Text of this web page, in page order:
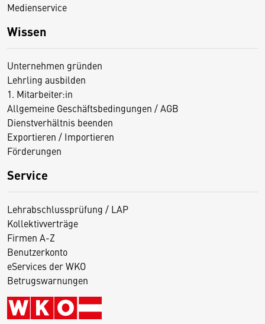
Medienservice
Wissen
Unternehmen gründen
Lehrling ausbilden
1. Mitarbeiter:in
Allgemeine Geschäftsbedingungen / AGB
Dienstverhältnis beenden
Exportieren / Importieren
Förderungen
Service
Lehrabschlussprüfung / LAP
Kollektivverträge
Firmen A-Z
Benutzerkonto
eServices der WKO
Betrugswarnungen